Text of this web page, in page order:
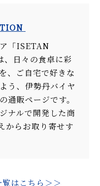
「ISETAN
日々の食卓に彩
、ご自宅で好きな
う、伊勢丹バイヤ
通販ページです。
ナルで開発した商
からお取り寄せす
はこちら＞＞